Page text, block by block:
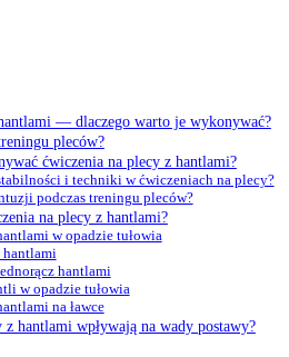
— dlaczego warto je wykonywać?
pleców?
ćwiczenia na plecy z hantlami?
i techniki w ćwiczeniach na plecy?
podczas treningu pleców?
na plecy z hantlami?
w opadzie tułowia
hantlami
w opadzie tułowia
na ławce
z hantlami wpływają na wady postawy?